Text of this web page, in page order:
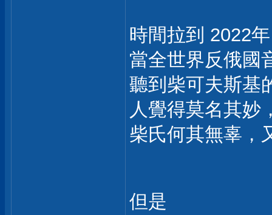
時間拉到 2022年
當全世界反俄國
聽到柴可夫斯基
人覺得莫名其妙
柴氏何其無辜，
但是